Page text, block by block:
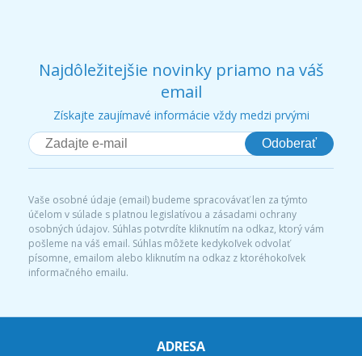
Najdôležitejšie novinky priamo na váš
email
Získajte zaujímavé informácie vždy medzi prvými
Odoberať
Vaše osobné údaje (email) budeme spracovávať len za týmto
účelom v súlade s platnou legislatívou a zásadami ochrany
osobných údajov. Súhlas potvrdíte kliknutím na odkaz, ktorý vám
pošleme na váš email. Súhlas môžete kedykoľvek odvolať
písomne, emailom alebo kliknutím na odkaz z ktoréhokoľvek
informačného emailu.
ADRESA